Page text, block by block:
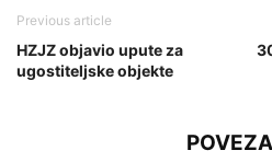
Previous article
HZJZ objavio upute za
ugostiteljske objekte